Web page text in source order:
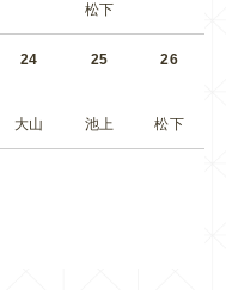
松下
24
大山
25
池上
26
松下